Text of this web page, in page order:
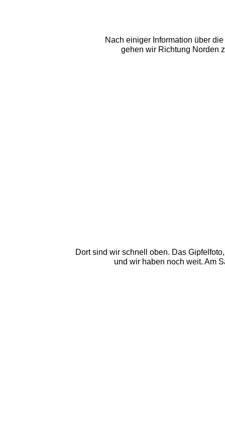
Nach einiger Information über
gehen wir Richtung Norden
Dort sind wir schnell oben. Das
und wir haben noch weit. Am